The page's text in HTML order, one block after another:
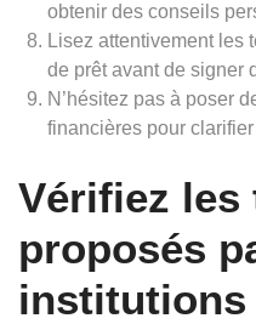
obtenir des conseils
Lisez attentivement les
de prêt avant de signer
N’hésitez pas à poser
financières pour
Vérifiez les
proposés
institutions